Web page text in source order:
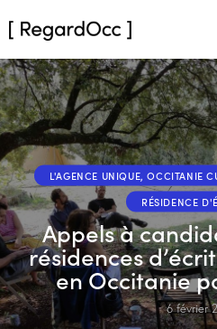
L'AGENCE UNIQUE, OCCITANIE
RÉSIDENCE
Appels à
résidences
en Occitanie
6 février